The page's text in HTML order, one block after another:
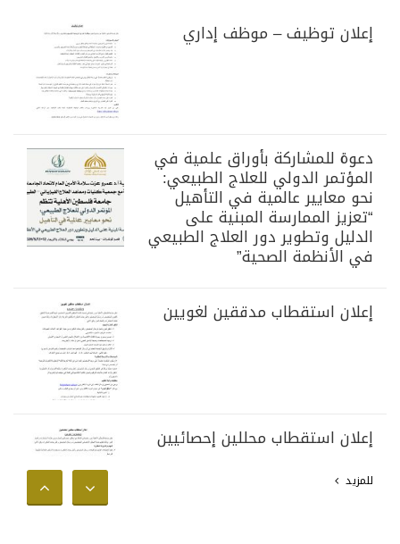
إعلان توظيف – موظف إداري
دعوة للمشاركة بأوراق علمية في
المؤتمر الدولي للعلاج الطبيعي:
نحو معايير عالمية في التأهيل
“تعزيز الممارسة المبنية على
الدليل وتطوير دور العلاج الطبيعي
في الأنظمة الصحية”
إعلان استقطاب مدققين لغويين
إعلان استقطاب محللين إحصائيين
للمزيد